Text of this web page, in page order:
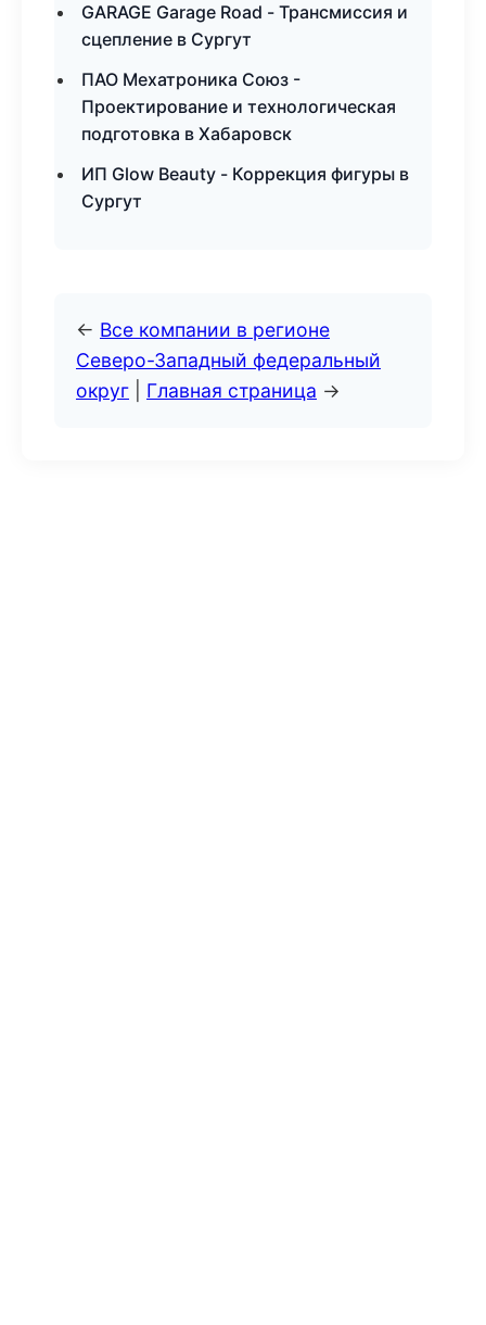
GARAGE Garage Road - Трансмиссия и
сцепление в Сургут
ПАО Мехатроника Союз -
Проектирование и технологическая
подготовка в Хабаровск
ИП Glow Beauty - Коррекция фигуры в
Сургут
← Все компании в регионе
Северо-Западный федеральный
округ
Главная страница →